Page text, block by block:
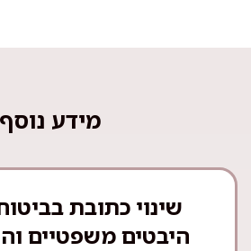
מידע נוסף
שינוי כתובת
היבטים משפטיים